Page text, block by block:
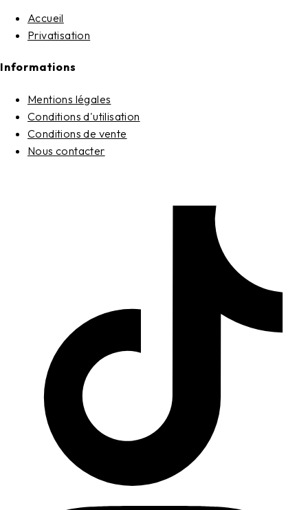
Accueil
Privatisation
Informations
Mentions légales
Conditions d'utilisation
Conditions de vente
Nous contacter